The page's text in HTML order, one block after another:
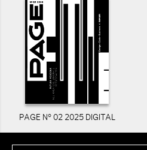
PAGE N° 02 2025 DIGITAL